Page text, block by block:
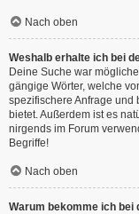
Nach oben
Weshalb erhalte ich bei
Deine Suche war
gängige Wörter, welche
spezifischere Anfrage und
bietet. Außerdem ist es
nirgends im Forum
Begriffe!
Nach oben
Warum bekomme ich bei